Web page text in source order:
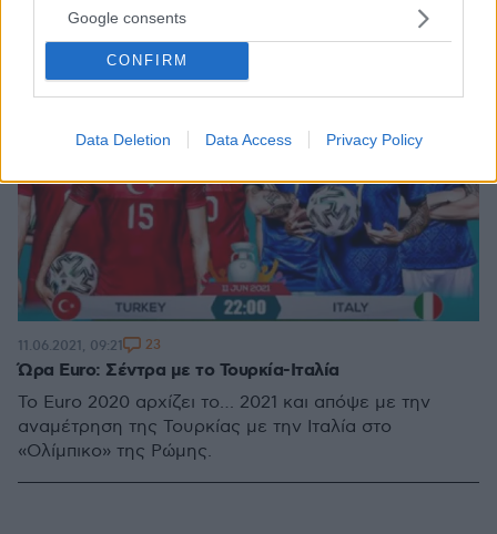
Google consents
CONFIRM
Data Deletion Data Access Privacy Policy
Ώρα Euro: Σέντρα με το Τουρκία-Ιταλία
Το Euro 2020 αρχίζει το… 2021 και απόψε με την
αναμέτρηση της Τουρκίας με την Ιταλία στο
«Ολίμπικο» της Ρώμης.
11.06.2021, 09:21 23